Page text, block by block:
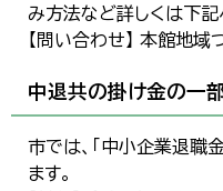
み方法など詳しくは下記
【問い合わせ】 本館地
中退共の掛け金の一
市では、「中小企業退職
ます。